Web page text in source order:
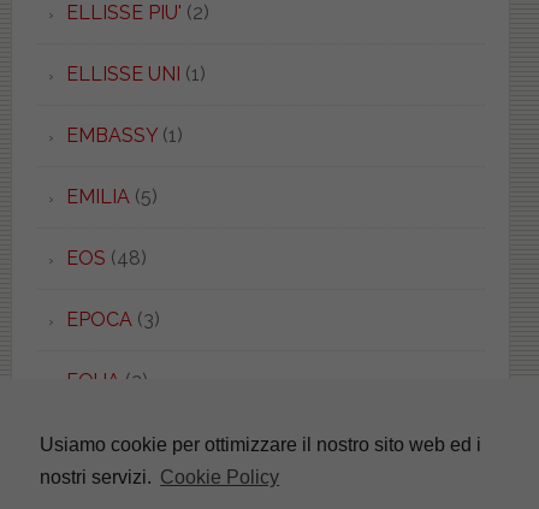
ELLISSE PIU' (2)
ELLISSE UNI (1)
EMBASSY(1)
EMILIA(5)
EOS (48)
EPOCA(3)
EQUA (2)
ERGO(1)
Usiamo cookie per ottimizzare il nostro sito web ed i
nostri servizi. Cookie Policy